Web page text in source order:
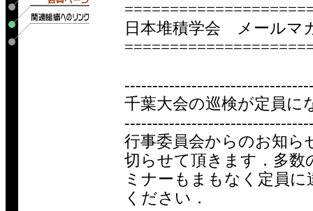
日本堆積学会 メールマ
千葉大会の巡検が定員に
行事委員会からのお知ら
切らせて頂きます．多
ミナーもまもなく定員
ください．